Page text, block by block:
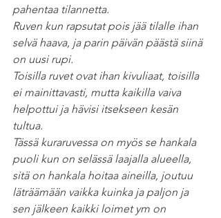
pahentaa tilannetta.
Ruven kun rapsutat pois jää tilalle ihan
selvä haava, ja parin päivän päästä siinä
on uusi rupi.
Toisilla ruvet ovat ihan kivuliaat, toisilla
ei mainittavasti, mutta kaikilla vaiva
helpottui ja hävisi itsekseen kesän
tultua.
Tässä kuraruvessa on myös se hankala
puoli kun on selässä laajalla alueella,
sitä on hankala hoitaa aineilla, joutuu
läträämään vaikka kuinka ja paljon ja
sen jälkeen kaikki loimet ym on